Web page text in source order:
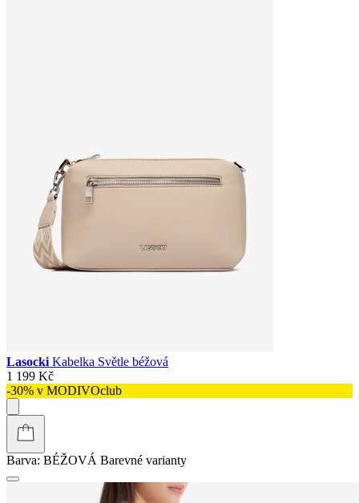
Lasocki Kabelka Světle béžová
1 199 Kč
-30% v MODIVOclub
Barva: BÉŽOVÁ Barevné varianty